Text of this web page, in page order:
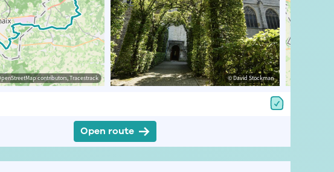
contributors, Tracestrack © Toerisme Oost-Vlaanderen
contributors, Tracestrack © David Stockman
Open route